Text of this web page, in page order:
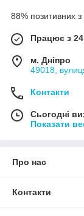
88% позитивних з
Працює з
м. Дніпро
49018,
Контакти
Сьогодні
Показати
Про нас
Контакти